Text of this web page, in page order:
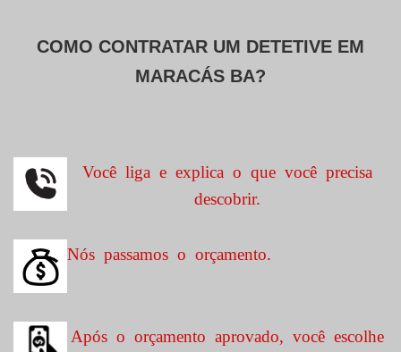
COMO CONTRATAR UM DETETIVE EM
MARACÁS BA?
Você liga e explica o que você precisa
descobrir.
Nós passamos o orçamento.
Após o orçamento aprovado, você escolhe